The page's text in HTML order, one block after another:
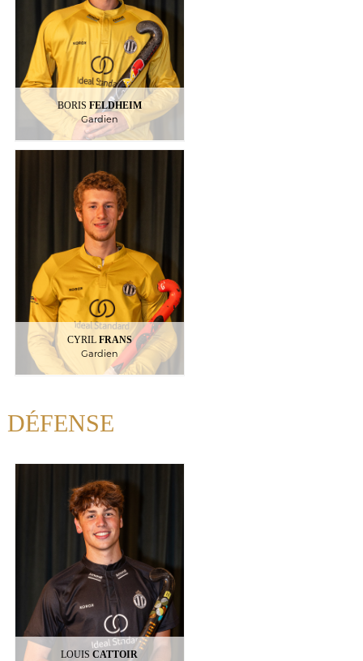
BORIS FELDHEIM
Gardien
CYRIL FRANS
Gardien
CYRIL
FRANS
Gardien
DÉFENSE
LOUISCATTOIR
LOUIS
CATTOIR
Défense
6